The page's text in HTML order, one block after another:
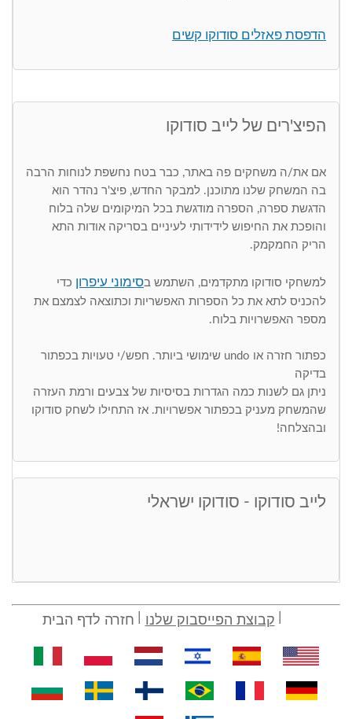
הדפסת פאזלים סודוקו קשים
הפיצ'רים של לייב סודוקו
אם את/ה משחקים פה באתר, כבר בטח נחשפת לנוחות הרבה
בה המשחק שלנו מתוכנן. למבקר החדש, פיצ'ר נהדר הוא
הדגשת ספרה, הספרה מודגשת בכל המיקומים שלה בלוח
והופכת את החיפוש לידידותי לעיניים בסריקה אודות התא
הריק החמקמק.
למשחקי סודוקו מתקדמים, השתמש בסימוני עיפרון כדי
להכניס לתא את כל הספרות האפשריות וכתוצאה לצמצם את
מספר האפשרויות בלוח.
כפתור חזרה או undo שימושי ביותר. חפש/י טעויות בכפתור
בדיקה
ניתן גם לשנות כמה הגדרות בסיסיות של צבעים ורמת העזרה
שהמשחק מעניק בכפתור אפשרויות. אז התחילו לשחק סודוקו
ובהצלחה!
לייב סודוקו - סודוקו ישראלי
קבוצת הפייסבוק שלנו חזרה לדף הבית